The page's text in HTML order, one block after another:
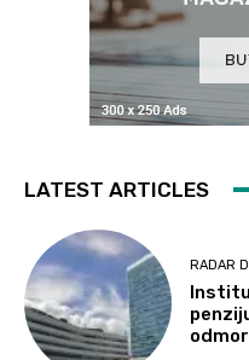
LATEST ARTICLES
RADAR
odmor